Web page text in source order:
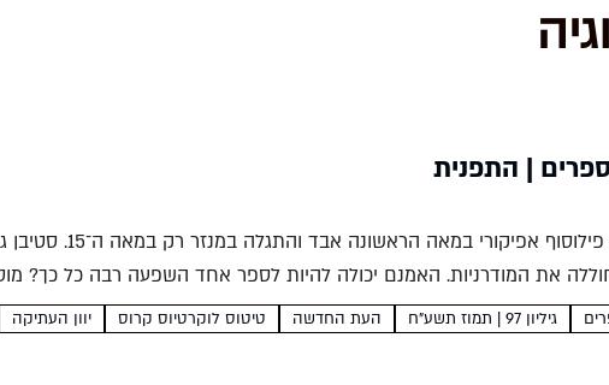
| התפנית
ספר שכתב פילוסוף אפיקורי
את המודרניות. האמנם יכולה להיות לספר אחד השפעה רבה כל כך?
גיליון 97 | תמוז תשע"ח העת החדשה טיטוס לוקרטיוס קרוס יוון העתיקה